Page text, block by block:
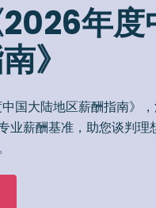
年度
》
国大陆地区薪酬指南》
业薪酬基准，助您谈判